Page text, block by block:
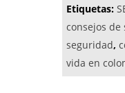
Etiquetas:
consejos de
seguridad,
vida en